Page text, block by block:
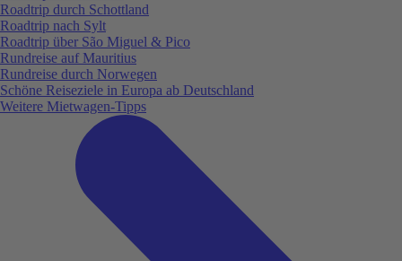
Roadtrip durch Schottland
Roadtrip nach Sylt
Roadtrip über São Miguel & Pico
Rundreise auf Mauritius
Rundreise durch Norwegen
Schöne Reiseziele in Europa ab Deutschland
Weitere Mietwagen-Tipps